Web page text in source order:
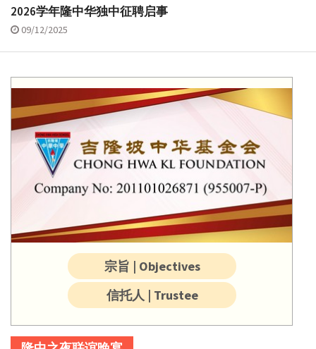
2026学年隆中华独中征聘启事
09/12/2025
宗旨 | Objectives
信托人 | Trustee